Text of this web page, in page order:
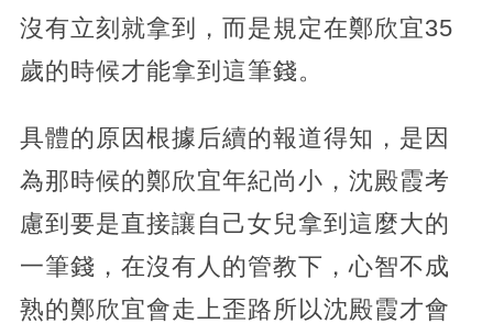
沒有立刻就拿到，而是規定在鄭欣宜35
歲的時候才能拿到這筆錢。
具體的原因根據后續的報道得知，是因
為那時候的鄭欣宜年紀尚小，沈殿霞考
慮到要是直接讓自己女兒拿到這麼大的
一筆錢，在沒有人的管教下，心智不成
熟的鄭欣宜會走上歪路所以沈殿霞才會